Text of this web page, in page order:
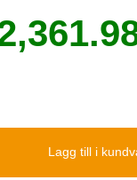
Lagg till i